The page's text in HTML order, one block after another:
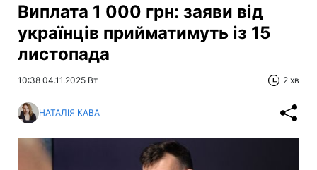
Виплата 1 000 грн: заяви від
українців прийматимуть із 15
листопада
10:38 04.11.2025 Вт 2 хв
НАТАЛІЯ КАВА